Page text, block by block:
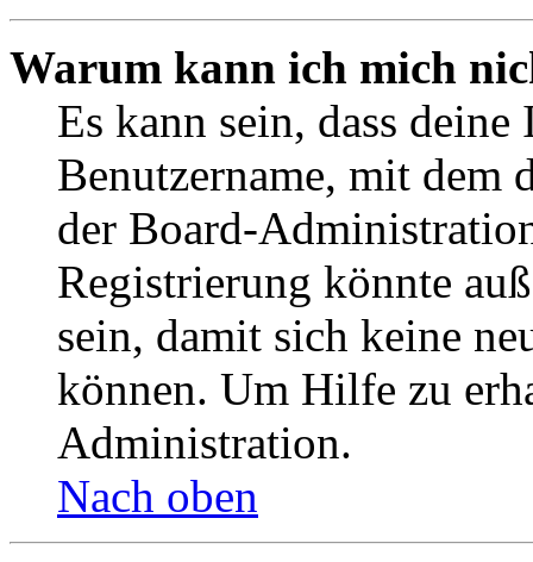
Warum kann ich mich
Es kann sein, dass
Benutzername, mit dem
der Board-
Registrierung könnte
sein, damit sich keine
können. Um Hilfe zu
Administration.
Nach oben